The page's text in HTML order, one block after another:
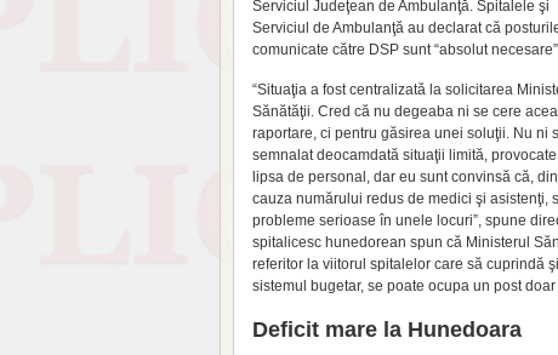
Serviciul Judeţean de Ambulanţă. Spitalele şi
Serviciul de Ambulanţă au declarat că
comunicate către DSP sunt “absolut
“Situaţia a fost centralizată la solicitarea
Sănătăţii. Cred că nu degeaba ni se cere
raportare, ci pentru găsirea unei soluţii. Nu ni
semnalat deocamdată situaţii limită,
lipsa de personal, dar eu sunt convinsă că, din
cauza numărului redus de medici şi asistenţi,
probleme serioase în unele locuri”, spune
spitalicesc hunedorean spun că Ministerul
referitor la viitorul spitalelor care să cuprindă
sistemul bugetar, se poate ocupa un post
Deficit mare la Hunedoara